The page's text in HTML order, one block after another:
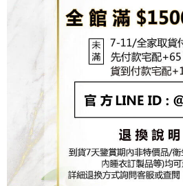
４．使用「AFTEE先享後付」時，將依據個
時審查核予不同之上限額度；若仍有額度不
請求用戶進行身份認證。
５．嚴禁一人註冊多個帳號或使用他人資訊
恩沛科技股份有限公司將有權停止該用戶之